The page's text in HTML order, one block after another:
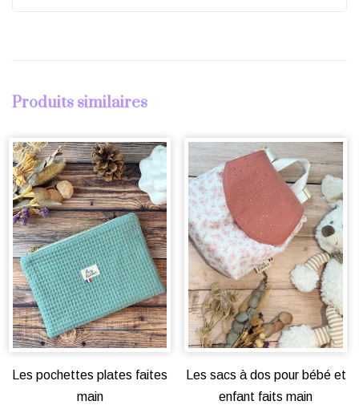
Produits similaires
Les pochettes plates faites
main
Les sacs à dos pour bébé et
enfant faits main